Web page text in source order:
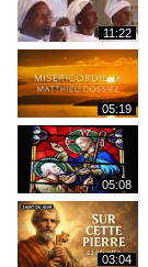
11:22
05:19
05:08
03:04